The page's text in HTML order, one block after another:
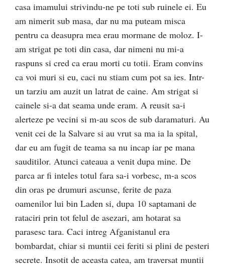
casa imamului strivindu-ne pe toti sub ruinele ei. Eu
am nimerit sub masa, dar nu ma puteam misca
pentru ca deasupra mea erau mormane de moloz. I-
am strigat pe toti din casa, dar nimeni nu mi-a
raspuns si cred ca erau morti cu totii. Eram convins
ca voi muri si eu, caci nu stiam cum pot sa ies. Intr-
un tarziu am auzit un latrat de caine. Am strigat si
cainele si-a dat seama unde eram. A reusit sa-i
alerteze pe vecini si m-au scos de sub daramaturi. Au
venit cei de la Salvare si au vrut sa ma ia la spital,
dar eu am fugit de teama sa nu incap iar pe mana
sauditilor. Atunci cateaua a venit dupa mine. De
parca ar fi inteles totul fara sa-i vorbesc, m-a scos
din oras pe drumuri ascunse, ferite de paza
oamenilor lui bin Laden si, dupa 10 saptamani de
rataciri prin tot felul de asezari, am hotarat sa
parasesc tara. Caci intreg Afganistanul era
bombardat, chiar si muntii cei feriti si plini de pesteri
secrete. Insotit de aceasta catea, am traversat muntii